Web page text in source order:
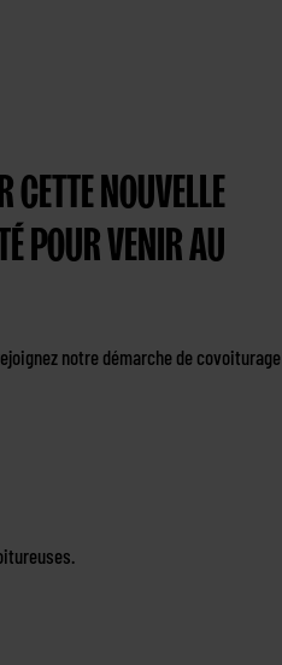
NOUVELLE
POUR VENIR AU
notre démarche de covoiturage